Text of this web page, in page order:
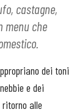
castagne,
menu che
dei toni
e dei
alle